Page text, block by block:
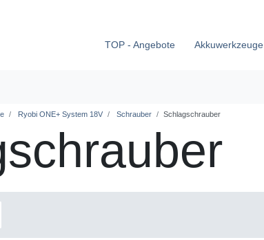
TOP - Angebote Akkuwerkzeuge
Ryobi ONE+ System 18V Schrauber Schlagschrauber